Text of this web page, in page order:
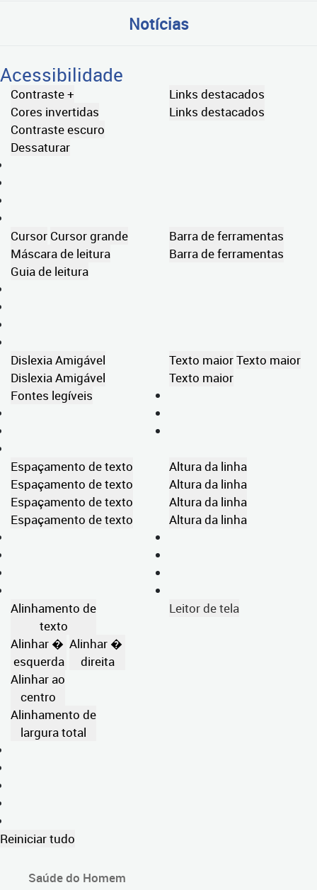
Notícias
Acessibilidade
Contraste +
Cores invertidas
Contraste escuro
Dessaturar
Links destacados
Links destacados
Cursor Cursor grande
Máscara de leitura
Guia de leitura
Barra de ferramentas
Barra de ferramentas
Dislexia Amigável
Dislexia Amigável
Fontes legíveis
Texto maiorTexto maior
Texto maior
Espaçamento de texto
Espaçamento de texto
Espaçamento de texto
Espaçamento de texto
Altura da linha
Altura da linha
Altura da linha
Altura da linha
Alinhamento de
texto
Alinhar �
esquerda
Alinhar �
direita
Alinhar ao
centro
Alinhamento de
largura total
Leitor de tela
Reiniciar tudo
Saúde do Homem